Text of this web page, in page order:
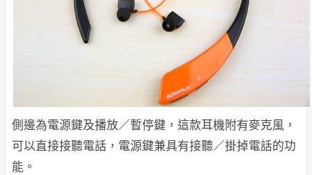
側邊為電源鍵及播放／暫停鍵，這款耳機附有麥克風，
可以直接接聽電話，電源鍵兼具有接聽／掛掉電話的功
能。